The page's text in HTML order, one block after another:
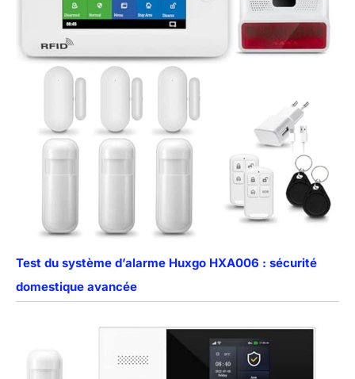
Test du système d’alarme Huxgo HXA006 : sécurité
domestique avancée